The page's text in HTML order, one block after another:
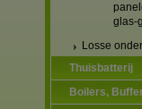
glas-
Losse
Thuisbatterij
Boilers,